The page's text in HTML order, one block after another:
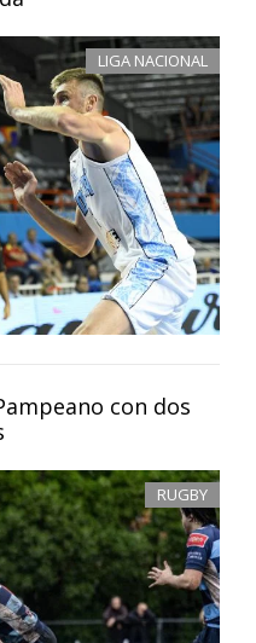
LIGA NACIONAL
con dos
RUGBY